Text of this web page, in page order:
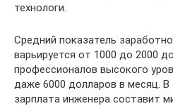
технологи.
Средний показатель
варьируется от 1000 до 2000
профессионалов высокого
даже 6000 долларов в месяц.
зарплата инженера составит